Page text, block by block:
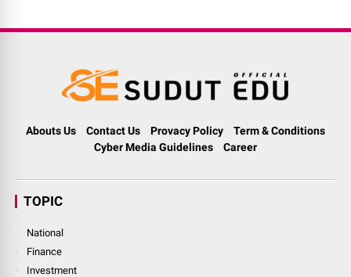
Abouts Us Contact Us Provacy Policy
Term & Conditions
Cyber Media Guidelines
Career
TOPIC
National
Finance
Investment